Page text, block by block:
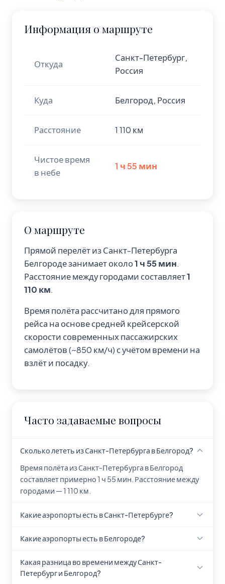
Информация о маршруте
Откуда
Санкт-Петербург,
Россия
Куда Белгород, Россия
Расстояние 1 110 км
Чистое время
в небе
1 ч 55 мин
О маршруте
Прямой перелёт из Санкт-Петербурга
Белгороде занимает около1 ч 55 мин.
Расстояние между городами составляет1
110 км.
Время полёта рассчитано для прямого
рейса на основе средней крейсерской
скорости современных пассажирских
самолётов (~850 км/ч) с учётом времени на
взлёт и посадку.
Часто задаваемые вопросы
Сколько лететь из Санкт-Петербурга в Белгород?
Время полёта из Санкт-Петербурга в Белгород
составляет примерно 1 ч 55 мин. Расстояние между
городами — 1 110 км.
Какие аэропорты есть в Санкт-Петербурге?
Petersburg Clearwater International Airport (PIE),
Какие аэропорты есть в Белгороде?
International Airport (EGO).
Какая разница во времени между Санкт-
Петербург и Белгород?